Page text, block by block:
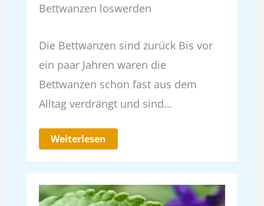
Bettwanzen loswerden
Die Bettwanzen sind zurück Bis vor
ein paar Jahren waren die
Bettwanzen schon fast aus dem
Alltag verdrängt und sind…
Weiterlesen